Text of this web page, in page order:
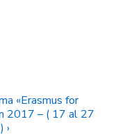
«Erasmus for
2017 – ( 17 al 27
›